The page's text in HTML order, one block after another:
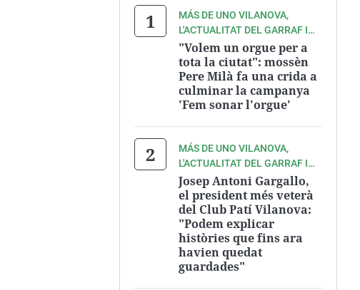
MÁS DE UNO VILANOVA,
L'ACTUALITAT DEL GARRAF I
L'ALT PENEDÈS A ONDA CERO
"Volem un orgue per a
tota la ciutat": mossèn
Pere Milà fa una crida a
culminar la campanya
'Fem sonar l'orgue'
MÁS DE UNO VILANOVA,
L'ACTUALITAT DEL GARRAF I
L'ALT PENEDÈS A ONDA CERO
Josep Antoni Gargallo,
el president més veterà
del Club Patí Vilanova:
"Podem explicar
històries que fins ara
havien quedat
guardades"